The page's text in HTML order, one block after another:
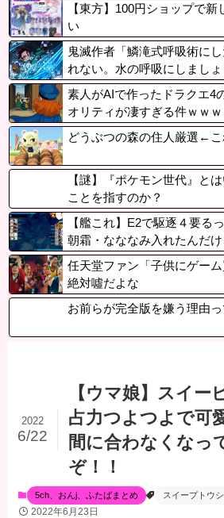
【東方】100円ショップで
い
鬼滅作者「鱗滝式呼吸術に
れない。水の呼吸にしましょ
素人がAIで作ったドラクエ4
オリティが凄すぎる件ｗｗｗ
どうぶつの森の住人厳選←
【謎】『ポケモン世代』と
ことを指すのか？
【艦これ】E2で駆逐４要る
朝霜・なななみ入れたんだ
任天堂ファン「子供にゲー
絶対噓だよな
お前らが完全版を嫌う理由
【ウマ娘】スイー
占力つよつよで可
間に合わなくなっ
ぞ！！
2022
6/22
5ch、おんj、ふたばまとめ スイープトウ
2022年6月23日